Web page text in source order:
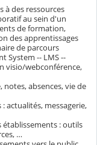
à des ressources
au sein d'un
de formation,
des apprentissages
de parcours
System -- LMS --
visio/webconférence,
notes, absences, vie de
actualités, messagerie,
établissements : outils
…